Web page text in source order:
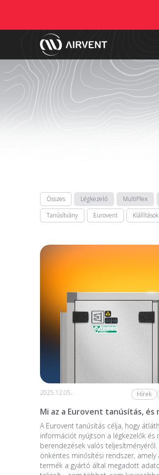
Összes Légkezelő MultiPlex
Tanúsítvány
Eurovent Kiállítások
2025.12.05. Hírek
Mi az a Eurovent tanúsítás,
A Eurovent tanúsítás célja, hogy
információt nyújtson a légkezelők és
berendezések valós teljesítményéről.
önkéntes minősítési rendszer, amely
termék a gyártó által megadott